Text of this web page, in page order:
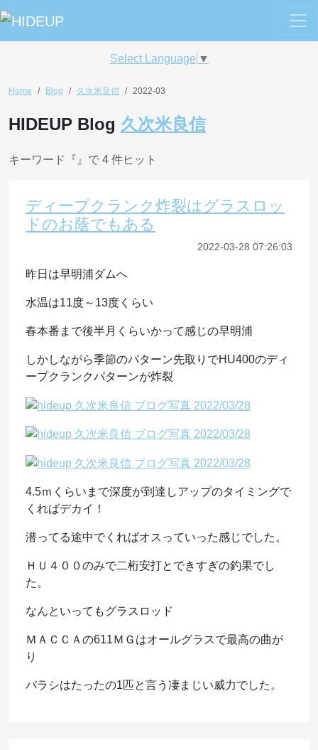
Select Language ▼
Home Blog 久次米良信 2022-03
HIDEUP Blog 久次米良信
キーワード『 』で 4 件ヒット
ディープクランク炸裂はグラスロッ
ドのお蔭でもある
2022-03-28 07:26:03
昨日は早明浦ダムへ
水温は11度～13度くらい
春本番まで後半月くらいかって感じの早明浦
しかしながら季節のパターン先取りでHU400のディ
ープクランクパターンが炸裂
4.5ｍくらいまで深度が到達しアップのタイミングで
くればデカイ！
潜ってる途中でくればオスっていった感じでした。
ＨＵ４００のみで二桁安打とできすぎの釣果でし
た。
なんといってもグラスロッド
ＭＡＣＣＡの611ＭＧはオールグラスで最高の曲が
り
バラシはたったの1匹と言う凄まじい威力でした。